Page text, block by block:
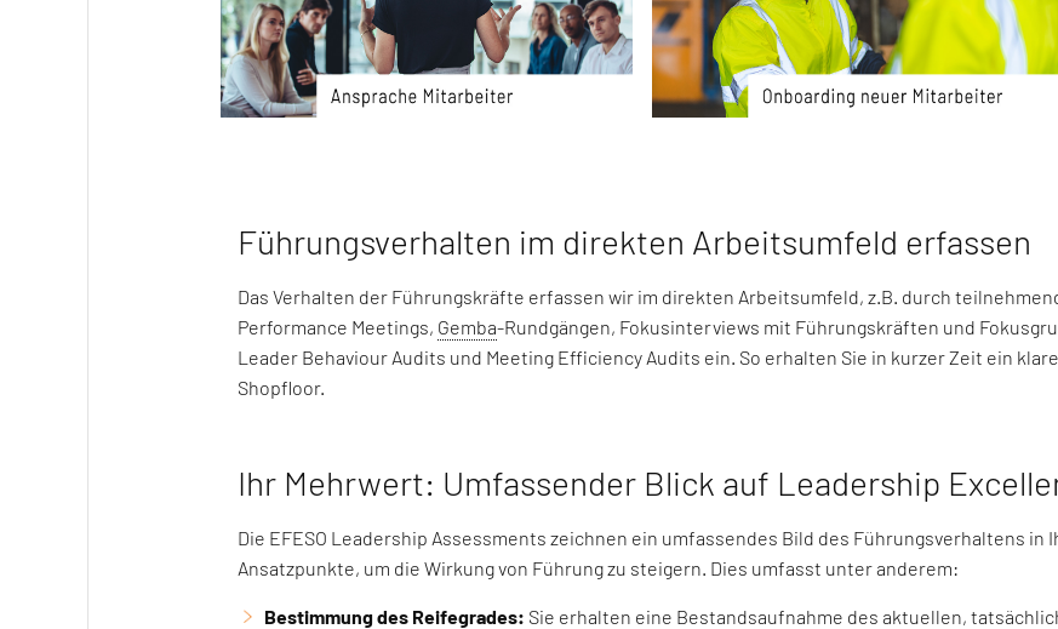
Führungsverhalten im direkten Arbeitsumfeld erfassen
Das Verhalten der Führungskräfte erfassen wir im direkten Arbeitsumfeld, z.B. durch
Performance Meetings, Gemba-Rundgängen, Fokusinterviews mit Führungskräften und
Leader Behaviour Audits und Meeting Efficiency Audits ein. So erhalten Sie in kurzer Zeit ein
Shopfloor.
Ihr Mehrwert: Umfassender Blick auf Leadership
Die EFESO Leadership Assessments zeichnen ein umfassendes Bild des Führungsverhaltens
Ansatzpunkte, um die Wirkung von Führung zu steigern. Dies umfasst unter anderem:
Bestimmung des Reifegrades: Sie erhalten eine Bestandsaufnahme des aktuellen,